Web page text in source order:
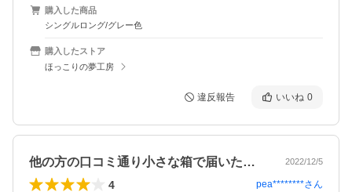
購入した商品
シングルロング/グレー色
購入したストア
ほっこりの夢工房
違反報告 いいね 0
他の方の口コミ通り小さな箱で届いたので… 2022/12/5
4 pea********さん